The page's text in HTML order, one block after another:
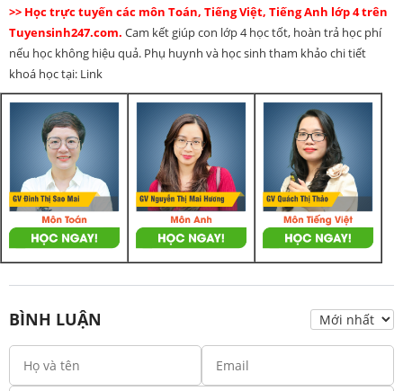
>> Học trực tuyến các môn Toán, Tiếng Việt, Tiếng Anh lớp 4 trên
Tuyensinh247.com. Cam kết giúp con lớp 4 học tốt, hoàn trả học phí
nếu học không hiệu quả. Phụ huynh và học sinh tham khảo chi tiết
khoá học tại: Link
BÌNH LUẬN